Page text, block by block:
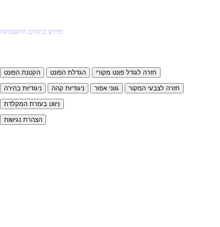
ומידע בתחום התעסוקה
הקטנת הפונט הגדלת הפונט חזרה לגודל פונט מקורי
ניגודיות בהירה ניגודיות קהה גווני אפור חזרה לצבעי המקור
ניווט בעזרת המקלדת
הצהרת נגישות